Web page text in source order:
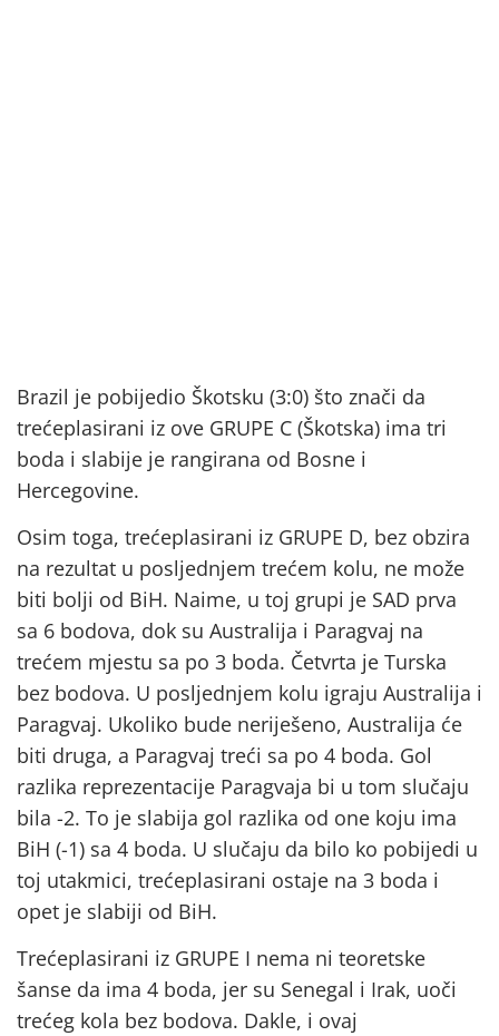
Brazil je pobijedio Škotsku (3:0) što znači da
trećeplasirani iz ove GRUPE C (Škotska) ima tri
boda i slabije je rangirana od Bosne i
Hercegovine.
Osim toga, trećeplasirani iz GRUPE D, bez obzira
na rezultat u posljednjem trećem kolu, ne može
biti bolji od BiH. Naime, u toj grupi je SAD prva
sa 6 bodova, dok su Australija i Paragvaj na
trećem mjestu sa po 3 boda. Četvrta je Turska
bez bodova. U posljednjem kolu igraju Australija i
Paragvaj. Ukoliko bude neriješeno, Australija će
biti druga, a Paragvaj treći sa po 4 boda. Gol
razlika reprezentacije Paragvaja bi u tom slučaju
bila -2. To je slabija gol razlika od one koju ima
BiH (-1) sa 4 boda. U slučaju da bilo ko pobijedi u
toj utakmici, trećeplasirani ostaje na 3 boda i
opet je slabiji od BiH.
Trećeplasirani iz GRUPE I nema ni teoretske
šanse da ima 4 boda, jer su Senegal i Irak, uoči
trećeg kola bez bodova. Dakle, i ovaj